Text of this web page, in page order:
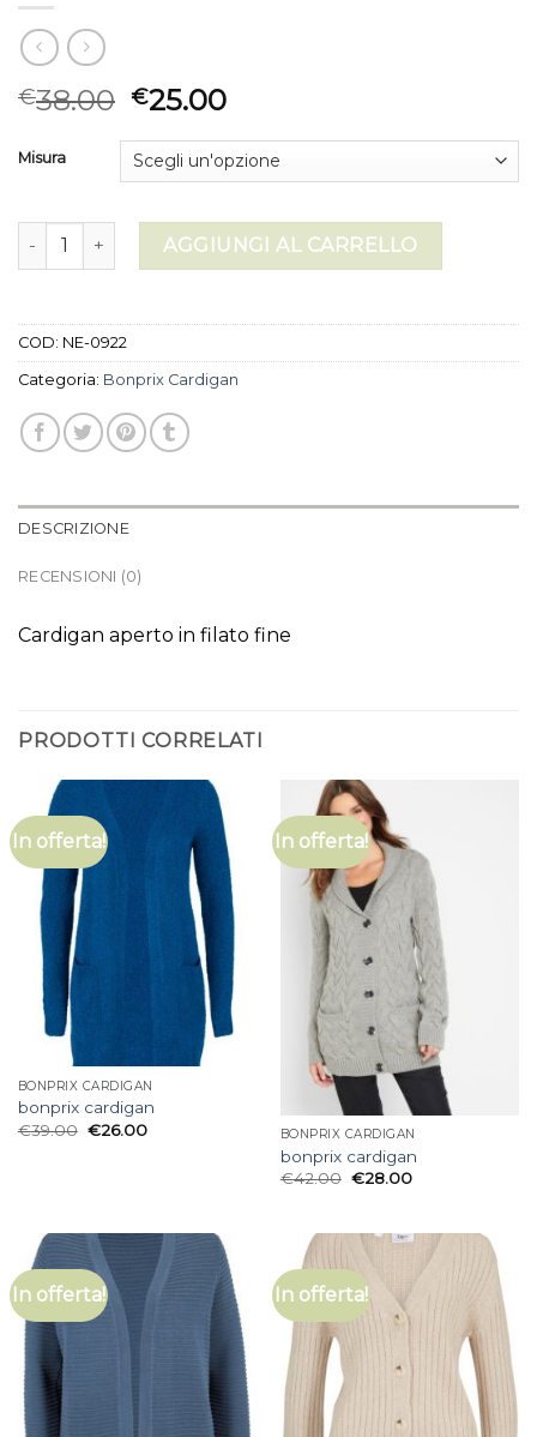
€38.00 €25.00
Misura
bonprix cardigan quantitàAGGIUNGI AL CARRELLO
COD: NE-0922
Categoria: Bonprix Cardigan
DESCRIZIONE
RECENSIONI (0)
Cardigan aperto in filato fine
PRODOTTI CORRELATI
In offerta!
BONPRIX CARDIGAN
bonprix cardigan
€39.00 €26.00
In offerta!
BONPRIX CARDIGAN
bonprix cardigan
€42.00 €28.00
In offerta! In offerta!